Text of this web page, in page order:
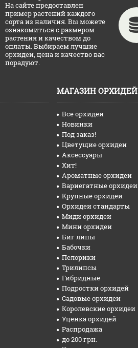
На сайте предоставлен
пример растений каждого
сорта из наличия. Вы можете
ознакомиться с размером
растения и качеством до
оплаты. Выбираем лучшие
орхидеи, цена и качество вас
порадуют.
МАГАЗИН ОРХИДЕЙ
Все орхидеи
Новинки
Под заказ!
Цветущие орхидеи
Аксессуары
Хит!
Ароматные орхидеи
Вариегатные орхидеи
Крупные орхидеи
Орхидеи стандарты
Миди орхидеи
Мини орхидеи
Биг липы
Бабочки
Пелорики
Трилипсы
Гибридные
Подростки орхидей
Садовые орхидеи
Королевские орхидеи
Уценка орхидей
Распродажа
до 200 грн.